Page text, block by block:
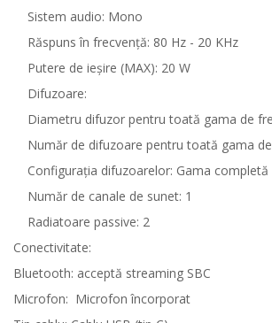
Sistem audio: Mono
Răspuns în frecvenţă: 80 Hz - 20 KHz
Putere de ieşire (MAX): 20 W
Difuzoare:
Diametru difuzor pentru toată gama de
Număr de difuzoare pentru toată gama
Configuraţia difuzoarelor: Gama completă
Număr de canale de sunet: 1
Radiatoare passive: 2
Conectivitate:
Bluetooth: acceptă streaming SBC
Microfon: Microfon încorporat